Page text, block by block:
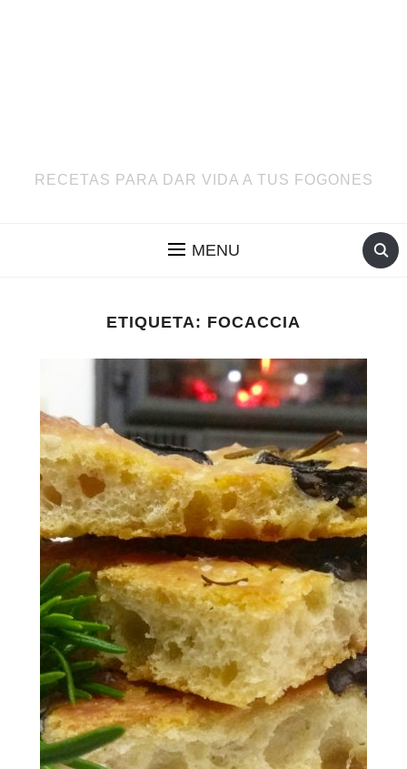
RECETAS PARA DAR VIDA A TUS FOGONES
MENU
ETIQUETA: FOCACCIA